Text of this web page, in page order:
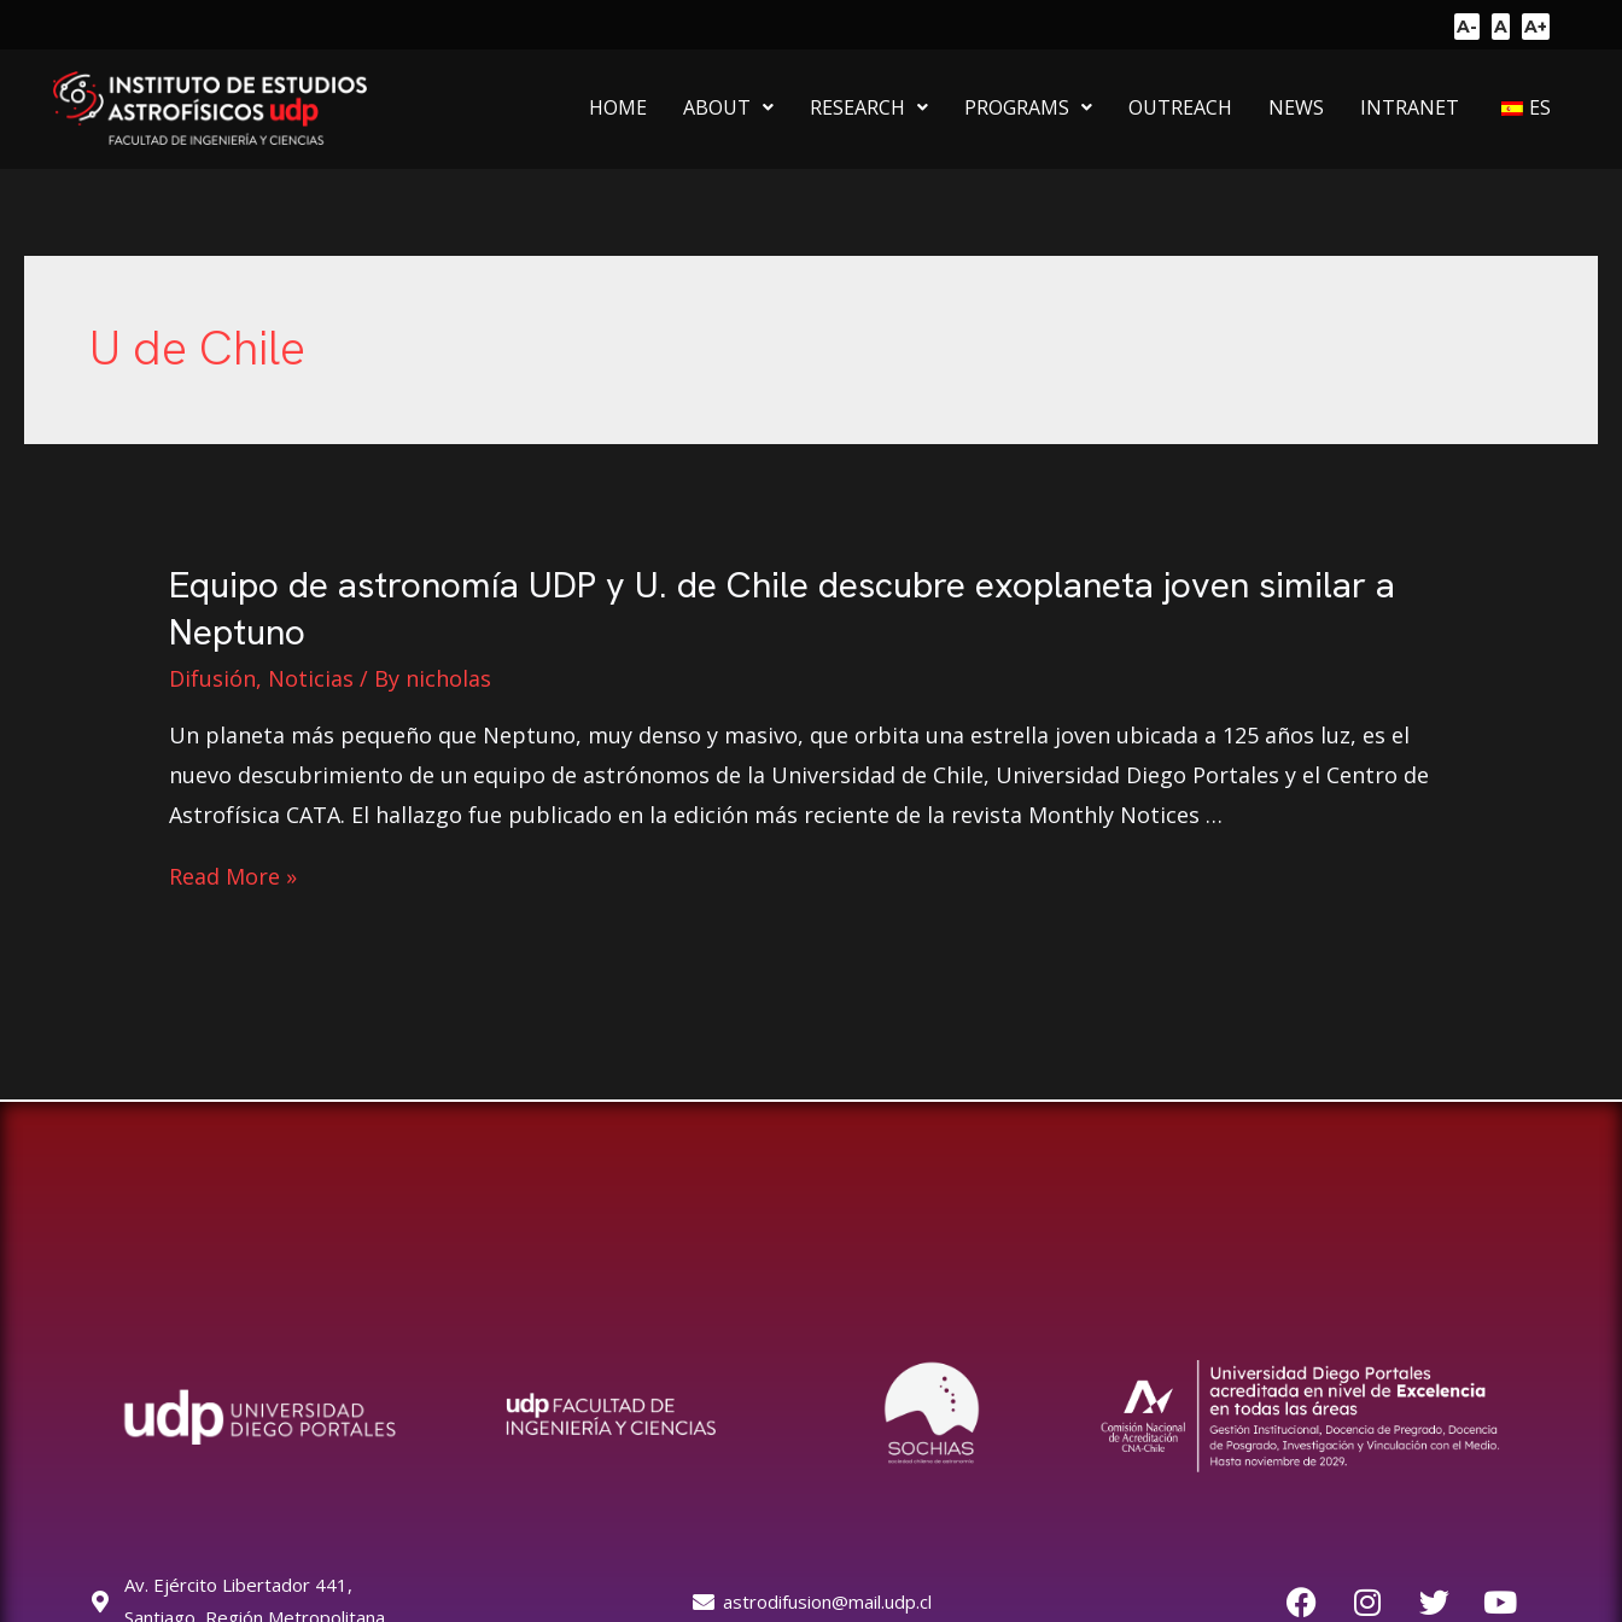
A- A A+
HOME ABOUT RESEARCH PROGRAMS OUTREACH NEWS INTRANET ES
U de Chile
Equipo de astronomía UDP y U. de Chile descubre exoplaneta joven similar a
Neptuno
Difusión, Noticias / By nicholas
Un planeta más pequeño que Neptuno, muy denso y masivo, que orbita una estrella joven ubicada a 125 años luz, es el
nuevo descubrimiento de un equipo de astrónomos de la Universidad de Chile, Universidad Diego Portales y el Centro de
Astrofísica CATA. El hallazgo fue publicado en la edición más reciente de la revista Monthly Notices …
Read More »
Av. Ejército Libertador 441,
astrodifusion@mail.udp.cl